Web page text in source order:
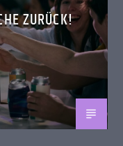
ZURÜCK!